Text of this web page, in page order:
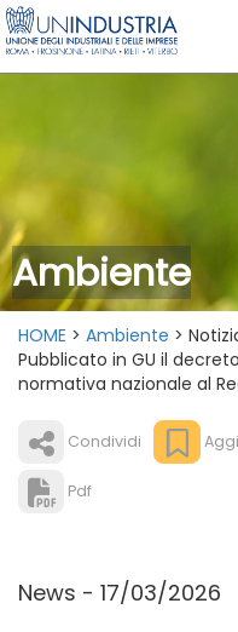
Ambiente
HOME > Ambiente >
Pubblicato in GU il
normativa nazionale al
Condividi
Pdf
News - 17/03/2026